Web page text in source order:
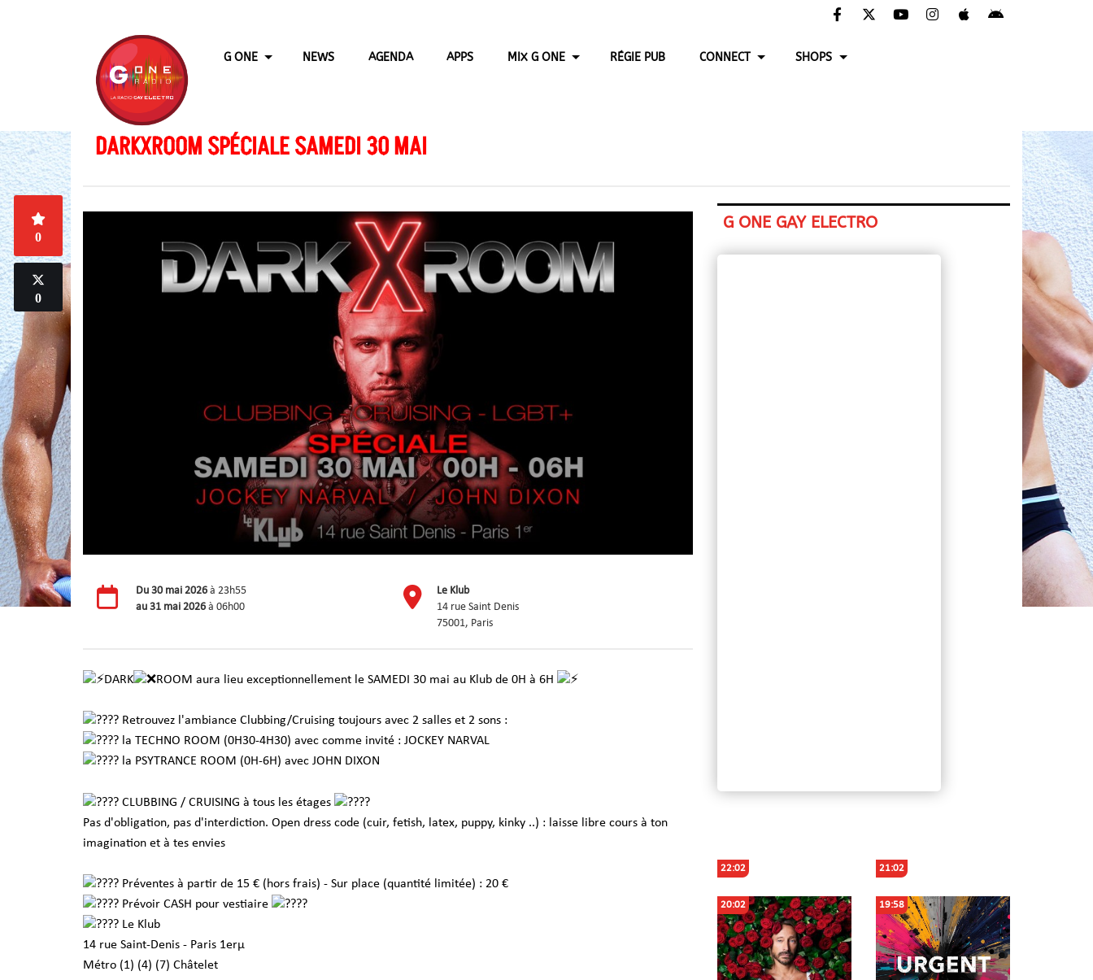
G ONE NEWS AGENDA APPS MIX G ONE RÉGIE PUB CONNECT SHOPS
DARKXROOM SPÉCIALE SAMEDI 30 MAI
0
0
Du 30 mai 2026 à 23h55
au 31 mai 2026 à 06h00
Le Klub
14 rue Saint Denis
75001, Paris
DARK ROOM aura lieu exceptionnellement le SAMEDI 30 mai au Klub de 0H à 6H
Retrouvez l'ambiance Clubbing/Cruising toujours avec 2 salles et 2 sons :
la TECHNO ROOM (0H30-4H30) avec comme invité : JOCKEY NARVAL
la PSYTRANCE ROOM (0H-6H) avec JOHN DIXON
CLUBBING / CRUISING à tous les étages
Pas d'obligation, pas d'interdiction. Open dress code (cuir, fetish, latex, puppy, kinky ..) : laisse libre cours à ton
imagination et à tes envies
Préventes à partir de 15 € (hors frais) - Sur place (quantité limitée) : 20 €
Prévoir CASH pour vestiaire
Le Klub
14 rue Saint-Denis - Paris 1erµ
Métro (1) (4) (7) Châtelet
G ONE GAY ELECTRO
22:02 21:02
20:02 19:58